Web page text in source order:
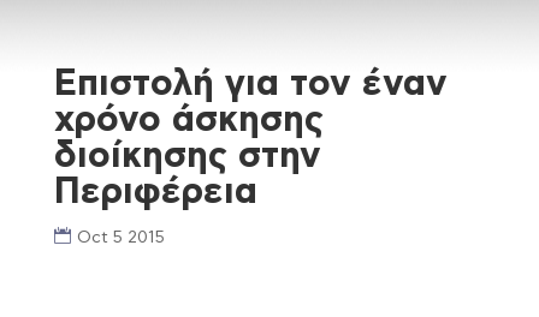
Επιστολή για τον έναν
χρόνο άσκησης
διοίκησης στην
Περιφέρεια
Oct 5 2015